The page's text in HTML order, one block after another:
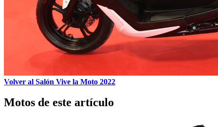
Volver al Salón Vive la Moto 2022
Motos de este artículo